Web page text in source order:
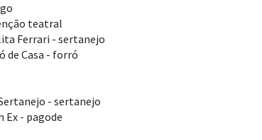
teatral
Ferrari - sertanejo
de Casa - forró
- sertanejo
Ex - pagode